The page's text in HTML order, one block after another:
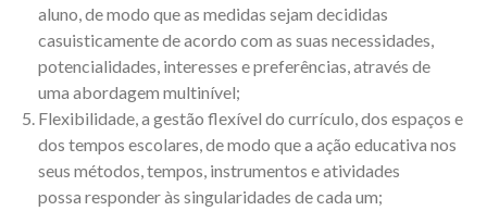
aluno, de modo que as medidas sejam decididas
casuisticamente de acordo com as suas necessidades,
potencialidades, interesses e preferências, através de
uma abordagem multinível;
Flexibilidade, a gestão flexível do currículo, dos espaços e
dos tempos escolares, de modo que a ação educativa nos
seus métodos, tempos, instrumentos e atividades
possa responder às singularidades de cada um;